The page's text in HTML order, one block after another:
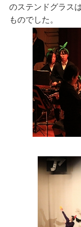
のステンドグラス
ものでした。